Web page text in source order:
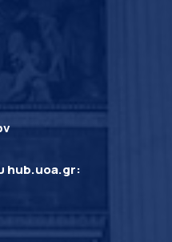
hub.uoa.gr: